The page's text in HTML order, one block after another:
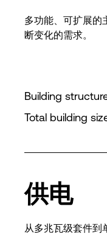
多功能、可扩展的
断变化的需求。
Building
Total building
供电
从多兆瓦级套件到